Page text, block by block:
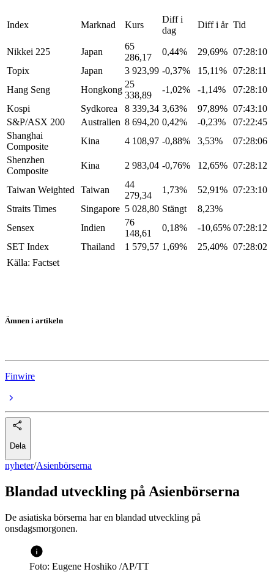
Index Marknad Kurs
Diff i
dag
Diff i år Tid
Nikkei 225 Japan
65
286,17
0,44% 29,69% 07:28:10
Topix
Japan 3 923,99 -0,37% 15,11% 07:28:11
Hang Seng
Hongkong
25
338,89
-1,02% -1,14%
07:28:10
Kospi
Sydkorea 8 339,34 3,63% 97,89% 07:43:10
S&P/ASX 200
Australien 8 694,20 0,42% -0,23%
07:22:45
Shanghai
Composite
Kina 4 108,97 -0,88% 3,53%
07:28:06
Shenzhen
Composite
Kina 2 983,04 -0,76% 12,65% 07:28:12
Taiwan Weighted Taiwan
44
279,34
1,73% 52,91% 07:23:10
Straits Times
Singapore 5 028,80 Stängt
8,23%
Sensex
Indien
76
148,61
0,18% -10,65% 07:28:12
SET Index
Thailand 1 579,57 1,69% 25,40% 07:28:02
Källa: Factset
Ämnen i artikeln
Finwire
Dela
nyheter/Asienbörserna
Blandad utveckling på Asienbörserna
De asiatiska börserna har en blandad utveckling på
onsdagsmorgonen.
Foto: Eugene Hoshiko /AP/TT